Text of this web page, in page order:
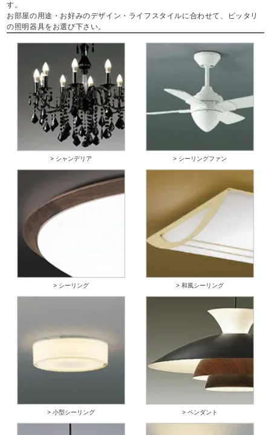
す。
お部屋の用途・お好みのデザイン・ライフスタイルに合わせて、ピッタリ
の照明器具をお選び下さい。
> シャンデリア > シーリングファン
> シーリング > 和風シーリング
> 小型シーリング > ペンダント